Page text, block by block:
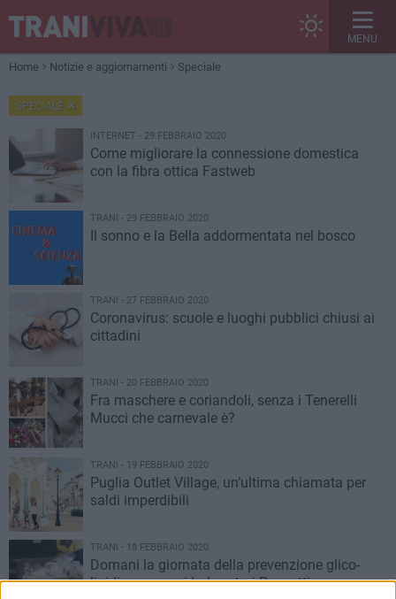
MENU
Home Notizie e aggiornamenti Speciale
SPECIALE
INTERNET - 29 FEBBRAIO 2020
Come migliorare la connessione domestica
con la fibra ottica Fastweb
TRANI - 29 FEBBRAIO 2020
Il sonno e la Bella addormentata nel bosco
TRANI - 27 FEBBRAIO 2020
Coronavirus: scuole e luoghi pubblici chiusi ai
cittadini
TRANI - 20 FEBBRAIO 2020
Fra maschere e coriandoli, senza i Tenerelli
Mucci che carnevale è?
TRANI - 19 FEBBRAIO 2020
Puglia Outlet Village, un’ultima chiamata per
saldi imperdibili
TRANI - 18 FEBBRAIO 2020
Domani la giornata della prevenzione glico-
lipidica presso i Laboratori Pennetti